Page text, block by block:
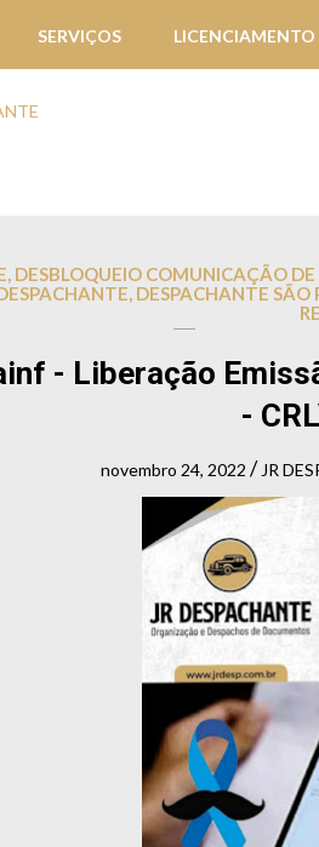
SERVIÇOS LICENCIAMENTO
, DESBLOQUEIO COMUNICAÇÃO
, DESPACHANTE SÃO
- Liberação
-
novembro 24, 2022 / JR